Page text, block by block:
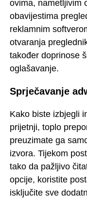
ovima, nametljivim
obavijestima
reklamnim
otvaranja
također doprinose
oglašavanje.
Sprječavanje
Kako biste izbjegli
prijetnji, toplo
preuzimate ga
izvora. Tijekom
tako da pažljivo
opcije, koristite
isključite sve